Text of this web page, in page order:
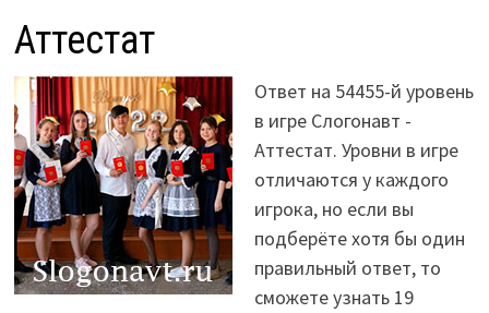
Аттестат
Ответ на 54455-й уровень
в игре Слогонавт -
Аттестат. Уровни в игре
отличаются у каждого
игрока, но если вы
подберёте хотя бы один
правильный ответ, то
сможете узнать 19